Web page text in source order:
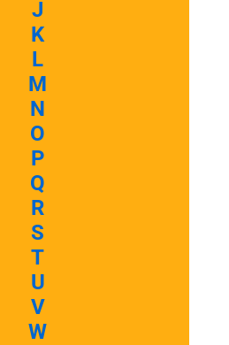
J
K
L
M
N
O
P
Q
R
S
T
U
V
W